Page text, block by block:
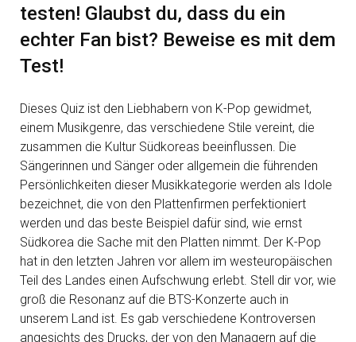
testen! Glaubst du, dass du ein
echter Fan bist? Beweise es mit dem
Test!
Dieses Quiz ist den Liebhabern von K-Pop gewidmet,
einem Musikgenre, das verschiedene Stile vereint, die
zusammen die Kultur Südkoreas beeinflussen. Die
Sängerinnen und Sänger oder allgemein die führenden
Persönlichkeiten dieser Musikkategorie werden als Idole
bezeichnet, die von den Plattenfirmen perfektioniert
werden und das beste Beispiel dafür sind, wie ernst
Südkorea die Sache mit den Platten nimmt. Der K-Pop
hat in den letzten Jahren vor allem im westeuropäischen
Teil des Landes einen Aufschwung erlebt. Stell dir vor, wie
groß die Resonanz auf die BTS-Konzerte auch in
unserem Land ist. Es gab verschiedene Kontroversen
angesichts des Drucks, der von den Managern auf die